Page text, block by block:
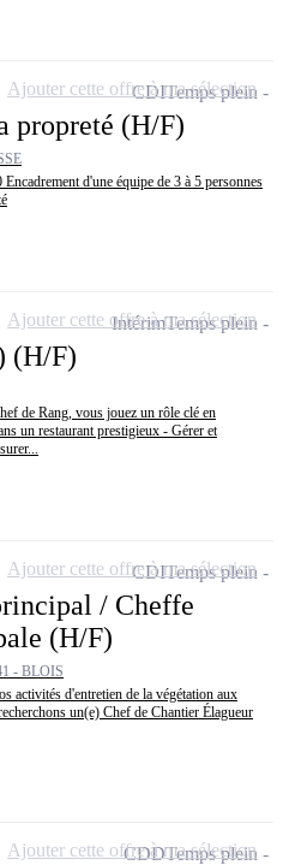
propreté (H/F)
d'une équipe de 3 à 5 personnes
CDITemps plein
Ajouter cette offre à ma sélection
(H/F)
de Rang, vous jouez un rôle clé en
un restaurant prestigieux - Gérer et
IntérimTemps plein
Ajouter cette offre à ma sélection
/ Cheffe
(H/F)
- BLOIS
activités d'entretien de la végétation aux
un(e) Chef de Chantier Élagueur
CDITemps plein
Ajouter cette offre à ma sélection
CDDTemps plein
Ajouter cette offre à ma sélection